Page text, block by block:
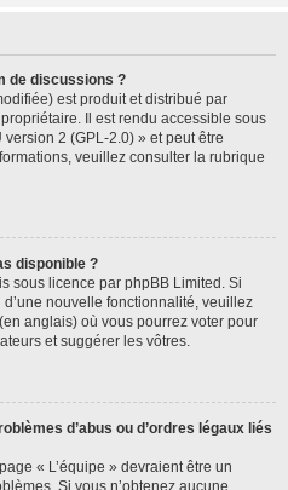
de discussions ?
est produit et distribué par
Il est rendu accessible sous
2 (GPL-2.0) » et peut être
veuillez consulter la rubrique
disponible ?
sous licence par phpBB Limited. Si
nouvelle fonctionnalité, veuillez
(en anglais) où vous pourrez voter pour
et suggérer les vôtres.
d’abus ou d’ordres légaux liés
« L’équipe » devraient être un
Si vous n’obtenez aucune